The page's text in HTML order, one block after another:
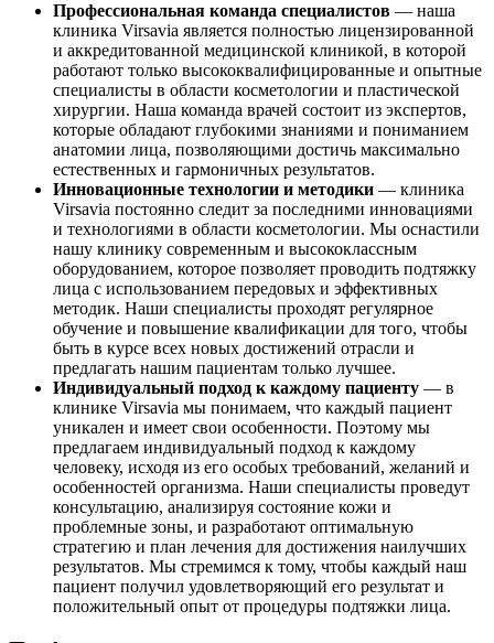
Профессиональная команда специалистов — наша
клиника Virsavia является полностью лицензированной
и аккредитованной медицинской клиникой, в которой
работают только высококвалифицированные и опытные
специалисты в области косметологии и пластической
хирургии. Наша команда врачей состоит из экспертов,
которые обладают глубокими знаниями и пониманием
анатомии лица, позволяющими достичь максимально
естественных и гармоничных результатов.
Инновационные технологии и методики — клиника
Virsavia постоянно следит за последними инновациями
и технологиями в области косметологии. Мы оснастили
нашу клинику современным и высококлассным
оборудованием, которое позволяет проводить подтяжку
лица с использованием передовых и эффективных
методик. Наши специалисты проходят регулярное
обучение и повышение квалификации для того, чтобы
быть в курсе всех новых достижений отрасли и
предлагать нашим пациентам только лучшее.
Индивидуальный подход к каждому пациенту — в
клинике Virsavia мы понимаем, что каждый пациент
уникален и имеет свои особенности. Поэтому мы
предлагаем индивидуальный подход к каждому
человеку, исходя из его особых требований, желаний и
особенностей организма. Наши специалисты проведут
консультацию, анализируя состояние кожи и
проблемные зоны, и разработают оптимальную
стратегию и план лечения для достижения наилучших
результатов. Мы стремимся к тому, чтобы каждый наш
пациент получил удовлетворяющий его результат и
положительный опыт от процедуры подтяжки лица.